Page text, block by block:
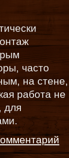
часто
на стене,
работа не
для